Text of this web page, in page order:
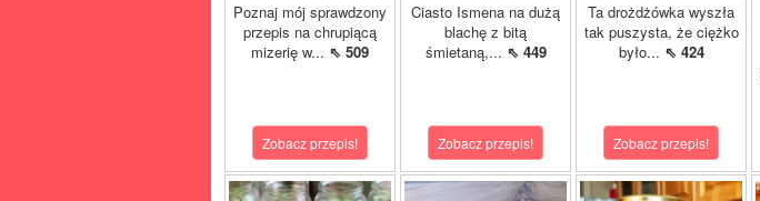
Poznaj mój sprawdzony
przepis na chrupiącą
mizerię w... ⇖ 509
Zobacz przepis!
Ciasto Ismena na dużą
blachę z bitą
śmietaną,... ⇖ 449
Zobacz przepis!
Ta drożdżówka wyszła
tak puszysta, że ciężko
było... ⇖ 424
Zobacz przepis!